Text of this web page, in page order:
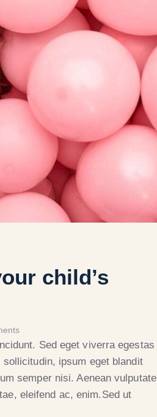
child’s
Sed eget viverra egestas
ipsum eget blandit
semper nisi. Aenean vulputate
eleifend ac, enim.Sed ut